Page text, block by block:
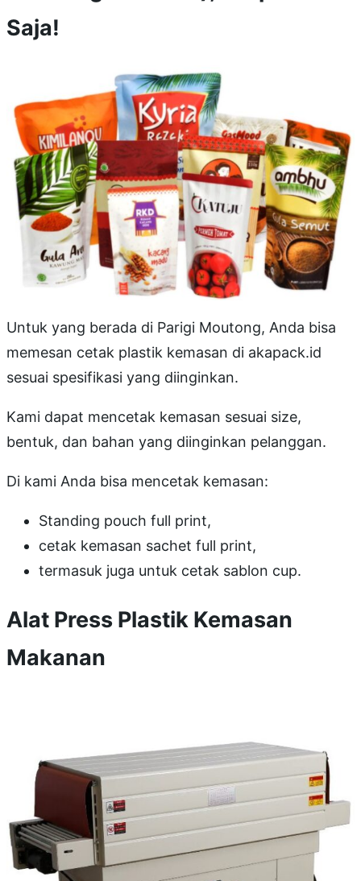
Saja!
Untuk yang berada di Parigi Moutong, Anda bisa
memesan cetak plastik kemasan di akapack.id
sesuai spesifikasi yang diinginkan.
Kami dapat mencetak kemasan sesuai size,
bentuk, dan bahan yang diinginkan pelanggan.
Di kami Anda bisa mencetak kemasan:
Standing pouch full print,
cetak kemasan sachet full print,
termasuk juga untuk cetak sablon cup.
Alat Press Plastik Kemasan
Makanan